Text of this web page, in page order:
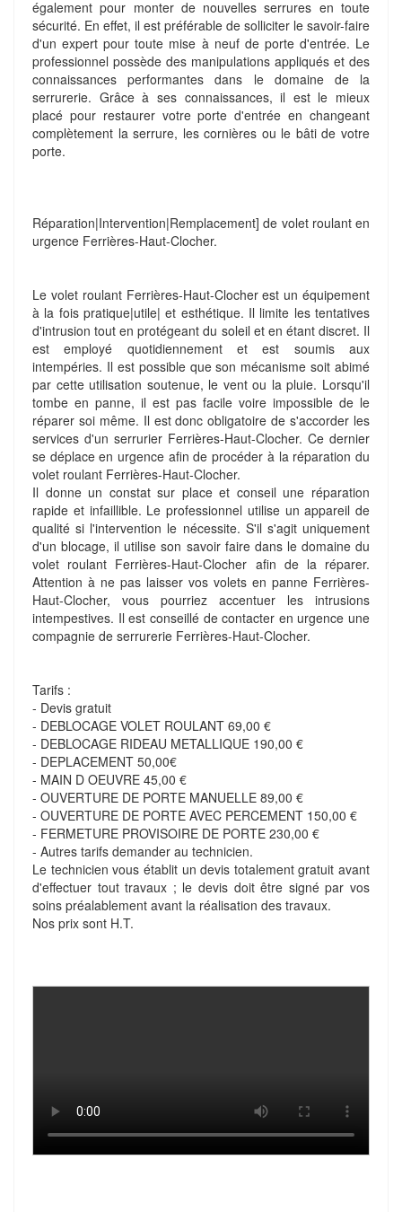
également pour monter de nouvelles serrures en toute
sécurité. En effet, il est préférable de solliciter le savoir-faire
d'un expert pour toute mise à neuf de porte d'entrée. Le
professionnel possède des manipulations appliqués et des
connaissances performantes dans le domaine de la
serrurerie. Grâce à ses connaissances, il est le mieux
placé pour restaurer votre porte d'entrée en changeant
complètement la serrure, les cornières ou le bâti de votre
porte.
Réparation|Intervention|Remplacement] de volet roulant en
urgence Ferrières-Haut-Clocher.
Le volet roulant Ferrières-Haut-Clocher est un équipement
à la fois pratique|utile| et esthétique. Il limite les tentatives
d'intrusion tout en protégeant du soleil et en étant discret. Il
est employé quotidiennement et est soumis aux
intempéries. Il est possible que son mécanisme soit abimé
par cette utilisation soutenue, le vent ou la pluie. Lorsqu'il
tombe en panne, il est pas facile voire impossible de le
réparer soi même. Il est donc obligatoire de s'accorder les
services d'un serrurier Ferrières-Haut-Clocher. Ce dernier
se déplace en urgence afin de procéder à la réparation du
volet roulant Ferrières-Haut-Clocher.
Il donne un constat sur place et conseil une réparation
rapide et infaillible. Le professionnel utilise un appareil de
qualité si l'intervention le nécessite. S'il s'agit uniquement
d'un blocage, il utilise son savoir faire dans le domaine du
volet roulant Ferrières-Haut-Clocher afin de la réparer.
Attention à ne pas laisser vos volets en panne Ferrières-
Haut-Clocher, vous pourriez accentuer les intrusions
intempestives. Il est conseillé de contacter en urgence une
compagnie de serrurerie Ferrières-Haut-Clocher.
Tarifs :
- Devis gratuit
- DEBLOCAGE VOLET ROULANT 69,00 €
- DEBLOCAGE RIDEAU METALLIQUE 190,00 €
- DEPLACEMENT 50,00€
- MAIN D OEUVRE 45,00 €
- OUVERTURE DE PORTE MANUELLE 89,00 €
- OUVERTURE DE PORTE AVEC PERCEMENT 150,00 €
- FERMETURE PROVISOIRE DE PORTE 230,00 €
- Autres tarifs demander au technicien.
Le technicien vous établit un devis totalement gratuit avant
d'effectuer tout travaux ; le devis doit être signé par vos
soins préalablement avant la réalisation des travaux.
Nos prix sont H.T.